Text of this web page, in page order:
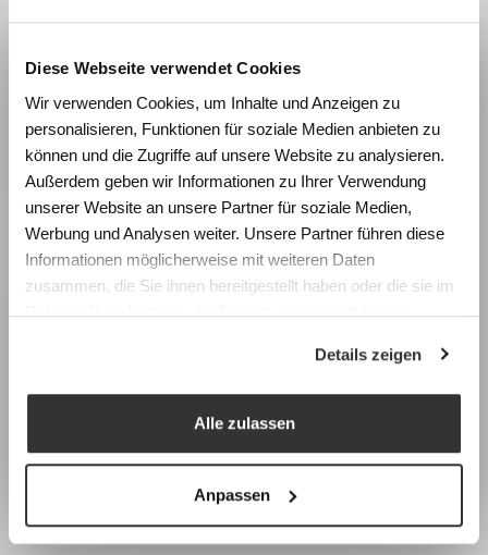
Diese Webseite verwendet Cookies
Wir verwenden Cookies, um Inhalte und Anzeigen zu
personalisieren, Funktionen für soziale Medien anbieten zu
können und die Zugriffe auf unsere Website zu analysieren.
Außerdem geben wir Informationen zu Ihrer Verwendung
unserer Website an unsere Partner für soziale Medien,
Werbung und Analysen weiter. Unsere Partner führen diese
Informationen möglicherweise mit weiteren Daten
zusammen, die Sie ihnen bereitgestellt haben oder die sie im
Rahmen Ihrer Nutzung der Dienste gesammelt haben.
Details zeigen
Alle zulassen
Anpassen
Garderobenleiste &
Wandgarderobe
Garderobenablagen
Wie beeinflussen Räume
Lernen und Wohlbefinden?
Erleben Sie die Wirkung von
Raumgestaltung anhand realistischer
Simulationen und gewinnen Sie konkrete
Impulse für die Planung zukunftsfähiger
Lernräume.
Fachtagung Labor Schulraum
Mittwoch, 9. September 2026
Programm & Anmeldung
Earlybird-Preis bis 15. Juli 2026